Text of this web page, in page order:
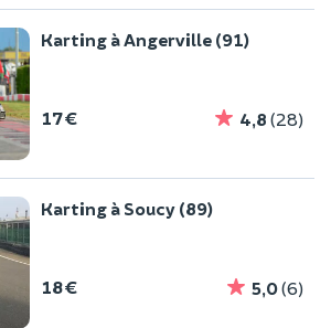
Karting à Angerville (91)
17 € 4,8 (28)
Karting à Soucy (89)
18 € 5,0(6)